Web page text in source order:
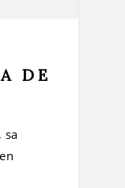
DE
sa